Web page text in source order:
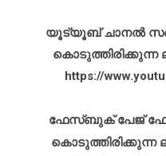
യൂട്യൂബ് ചാനൽ
കൊടുത്തിരിക്കുന്ന
https://
ഫേസ്ബുക് പേജ്
കൊടുത്തിരിക്കുന്ന